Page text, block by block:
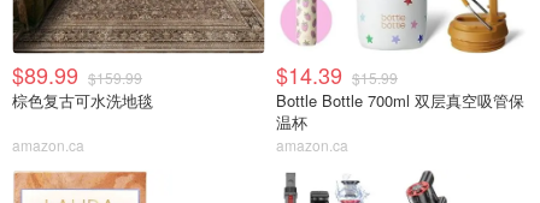
$89.99 $159.99
棕色复古可水洗地毯
amazon.ca
$14.39 $15.99
Bottle Bottle 700ml 双层真空吸管保
温杯
amazon.ca